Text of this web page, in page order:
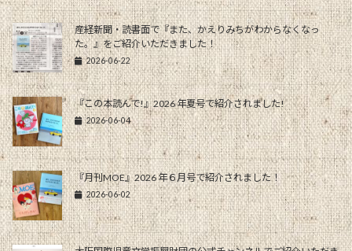
産経新聞・読書面で『また、かえりみちがわからなくなっ
た。』をご紹介いただきました！
2026-06-22
『この本読んで!』2026 年夏号で紹介されました!
2026-06-04
『月刊MOE』2026 年６月号で紹介されました！
2026-06-02